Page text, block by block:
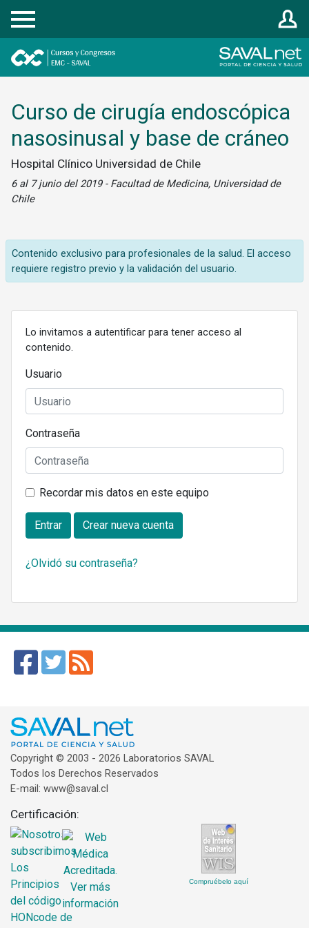
Registrarse
Curso de cirugía endoscópica
nasosinusal y base de cráneo
Hospital Clínico Universidad de Chile
6 al 7 junio del 2019 - Facultad de Medicina, Universidad de
Chile
Contenido exclusivo para profesionales de la salud. El acceso
requiere registro previo y la validación del usuario.
Lo invitamos a autentificar para tener acceso al
contenido.
Usuario
Contraseña
Recordar mis datos en este equipo
Entrar Crear nueva cuenta
¿Olvidó su contraseña?
Copyright © 2003 - 2026 Laboratorios SAVAL
Todos los Derechos Reservados
E-mail: www@saval.cl
Certificación:
Compruébelo aquí